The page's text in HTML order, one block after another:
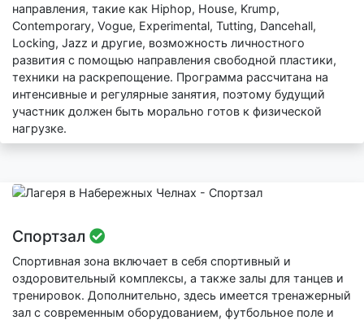
направления, такие как Hiphop, House, Krump,
Contemporary, Vogue, Experimental, Tutting, Dancehall,
Locking, Jazz и другие, возможность личностного
развития с помощью направления свободной пластики,
техники на раскрепощение. Программа рассчитана на
интенсивные и регулярные занятия, поэтому будущий
участник должен быть морально готов к физической
нагрузке.
Спортзал
Спортивная зона включает в себя спортивный и
оздоровительный комплексы, а также залы для танцев и
тренировок. Дополнительно, здесь имеется тренажерный
зал с современным оборудованием, футбольное поле и